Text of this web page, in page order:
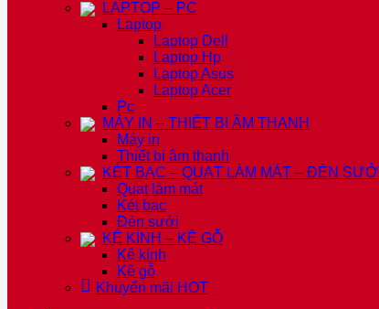
LAPTOP – PC
Laptop
Laptop Dell
Laptop Hp
Laptop Asus
Laptop Acer
Pc
MÁY IN – THIẾT BỊ ÂM THANH
Máy in
Thiết bị âm thanh
KÉT BẠC – QUẠT LÀM MÁT – ĐÈN SƯỞI
Quạt làm mát
Két bạc
Đèn sưởi
KỆ KÍNH – KỆ GỖ
Kệ kính
Kệ gỗ
Khuyến mãi HOT